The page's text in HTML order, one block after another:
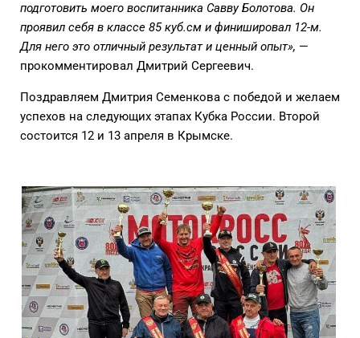
подготовить моего воспитанника Савву Болотова. Он
проявил себя в классе 85 куб.см и финишировал 12-м.
Для него это отличный результат и ценный опыт», —
прокомментировал Дмитрий Сергеевич.
Поздравляем Дмитрия Семенкова с победой и желаем
успехов на следующих этапах Кубка России. Второй
состоится 12 и 13 апреля в Крымске.